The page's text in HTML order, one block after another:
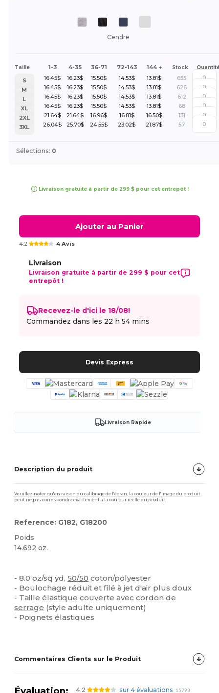
Cendre
Taille 1-3 4-35 36-71 72-143 144 + Stock
S 16.45$ 16.23$ 15.50$ 14.53$ 13.81$
655
M
16.45$ 16.23$ 15.50$ 14.53$ 13.81$
626
L
16.45$ 16.23$ 15.50$ 14.53$ 13.81$
612
XL
16.45$ 16.23$ 15.50$ 14.53$ 13.81$
68
2XL
21.64$ 21.64$ 16.96$ 16.81$ 16.50$
131
3XL
26.04$ 25.70$ 24.55$ 23.02$ 21.87$ 57
Sélections: 0
Livraison gratuite à partir de 299 $ pour cet entrepôt !
Ajouter au Panier
4.2 4 Avis
Livraison
Livraison gratuite à partir de 299 $ pour cet
entrepôt !
Recevez-le d'ici le 18/08!
Commandez dans les 22 h 54 mins
Devis Express
Livraison Rapide
Description du produit
Veuillez noter qu'en raison du calibrage de l'écran, la couleur de l'image du produit
peut ne pas correspondre exactement à la couleur réelle du produit.
Reference: G182, G18200
Poids
14.692 oz.
- 8.0 oz/sq yd,50/50 coton/polyester
- Boulochage réduit et filé à jet d'air plus doux
- Tailleélastique couverte aveccordon de
serrage (style adulte uniquement)
- Poignets élastiques
Commentaires Clients sur le Produit
4.2 sur 4 évaluations 15793